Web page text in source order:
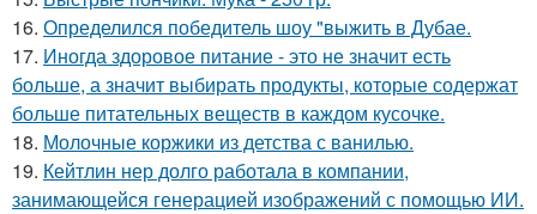
16. Определился победитель шоу "выжить в Дубае.
17. Иногда здоровое питание - это не значит есть
больше, а значит выбирать продукты, которые содержат
больше питательных веществ в каждом кусочке.
18. Молочные коржики из детства с ванилью.
19. Кейтлин нер долго работала в компании,
занимающейся генерацией изображений с помощью ИИ.